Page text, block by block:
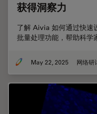
获得洞察力
了解 Aivia 如何通过快速
批量处理功能，帮助科学
May 22, 2025 网络研